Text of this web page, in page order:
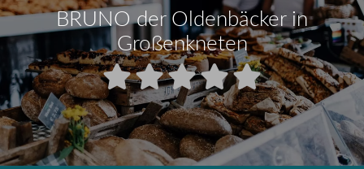
BRUNO der Oldenbäcker in
Großenkneten